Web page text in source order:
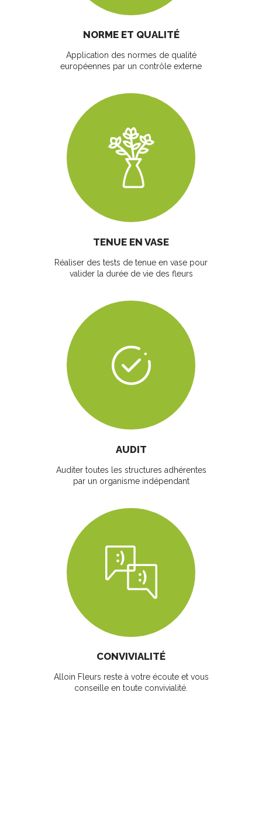
NORME ET QUALITÉ
Application des normes de qualité
européennes par un contrôle externe
TENUE EN VASE
Réaliser des tests de tenue en vase pour
valider la durée de vie des fleurs
AUDIT
Auditer toutes les structures adhérentes
par un organisme indépendant
CONVIVIALITÉ
Alloin Fleurs reste à votre écoute et vous
conseille en toute convivialité.